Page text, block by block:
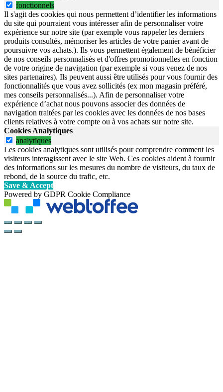
fonctionnels
Il s'agit des cookies qui nous permettent d’identifier les informations
du site qui pourraient vous intéresser afin de personnaliser votre
expérience sur notre site (par exemple vous rappeler les derniers
produits consultés, mémoriser les articles de votre panier avant de
poursuivre vos achats.). Ils vous permettent également de bénéficier
de nos conseils personnalisés et d'offres promotionnelles en fonction
de votre origine de navigation (par exemple si vous venez de nos
sites partenaires). Ils peuvent aussi être utilisés pour vous fournir des
fonctionnalités que vous avez sollicités (ex mon magasin préféré,
mes conseils personnalisés...). Afin de personnaliser votre
expérience d’achat nous pouvons associer des données de
navigation traitées par les cookies avec les données de nos bases
clients relatives à votre compte ou à vos achats sur notre site.
Cookies Analytiques
analytiques
Les cookies analytiques sont utilisés pour comprendre comment les
visiteurs interagissent avec le site Web. Ces cookies aident à fournir
des informations sur les mesures du nombre de visiteurs, du taux de
rebond, de la source du trafic, etc.
Save & Accept
Powered by GDPR Cookie Compliance